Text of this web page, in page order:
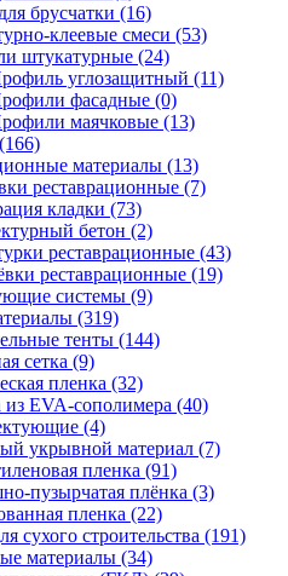
брусчатки (16)
клеевые смеси (53)
штукатурные (24)
углозащитный (11)
фасадные (0)
маячковые (13)
материалы (13)
реставрационные (7)
кладки (73)
бетон (2)
реставрационные (43)
реставрационные (19)
системы (9)
(319)
тенты (144)
сетка (9)
пленка (32)
EVA-сополимера (40)
(4)
укрывной материал (7)
пленка (91)
пузырчатая плёнка (3)
пленка (22)
сухого строительства (191)
материалы (34)